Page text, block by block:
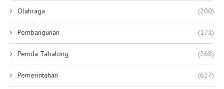
Olahraga (200)
Pembangunan (171)
Pemda Tabalong (268)
Pemerintahan (627)